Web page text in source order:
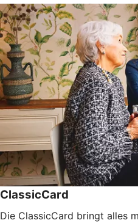
ClassicCard
Die ClassicCard bringt alles